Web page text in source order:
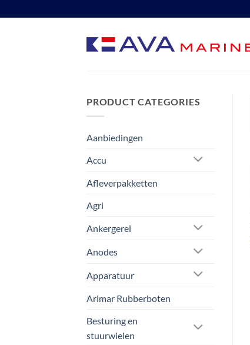
naar
PRODUCT CATEGORIES
Aanbiedingen
Accu
Afleverpakketten
Agri
Ankergerei
Anodes
Apparatuur
Arimar Rubberboten
Besturing en
stuurwielen